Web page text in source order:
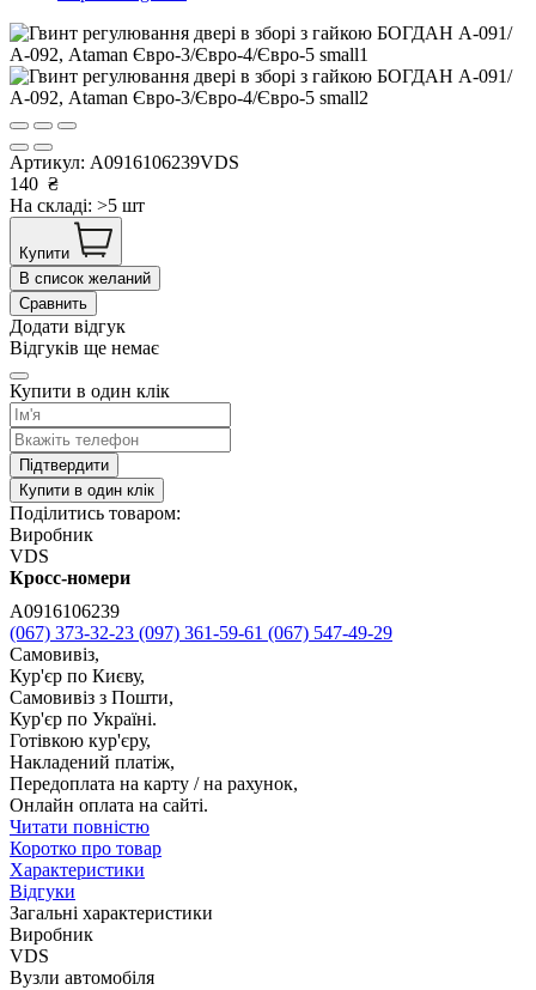
Артикул: A0916106239VDS
140 ₴
На складі: >5 шт
Купити
В список желаний
Сравнить
Додати відгук
Відгуків ще немає
Купити в один клік
Підтвердити
Купити в один клік
Поділитись товаром:
Виробник
VDS
Кросс-номери
A0916106239
(067) 373-32-23 (097) 361-59-61 (067) 547-49-29
Самовивіз,
Кур'єр по Києву,
Самовивіз з Пошти,
Кур'єр по Україні.
Готівкою кур'єру,
Накладений платіж,
Передоплата на карту / на рахунок,
Онлайн оплата на сайті.
Читати повністю
Коротко про товар
Характеристики
Відгуки
Загальні характеристики
Виробник
VDS
Вузли автомобіля